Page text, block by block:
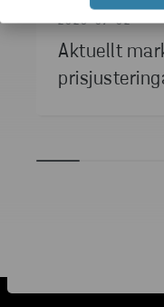
2026-07-02
Aktuellt